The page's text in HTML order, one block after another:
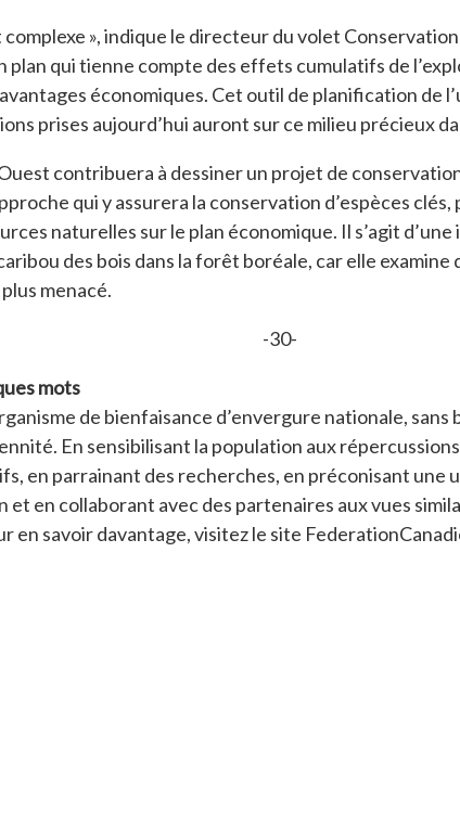
», indique le directeur du volet
plan qui tienne compte des effets cumulatifs de
économiques. Cet outil de planification
prises aujourd’hui auront sur ce milieu précieux
contribuera à dessiner un projet de
qui y assurera la conservation d’espèces clés,
naturelles sur le plan économique. Il s’agit
des bois dans la forêt boréale, car elle examine
menacé.
-30-
mots
de bienfaisance d’envergure nationale,
En sensibilisant la population aux
en parrainant des recherches, en préconisant une
en collaborant avec des partenaires aux vues
en savoir davantage, visitez le site